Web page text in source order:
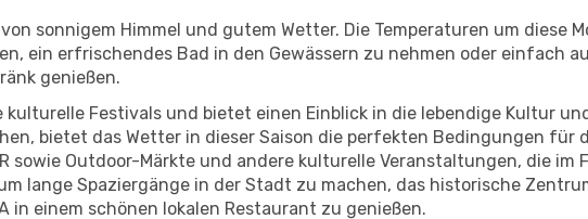
sonnigem Himmel und gutem Wetter. Die Temperaturen um diese
ein erfrischendes Bad in den Gewässern zu nehmen oder einfach
genießen.
Festivals und bietet einen Einblick in die lebendige Kultur
bietet das Wetter in dieser Saison die perfekten Bedingungen für
sowie Outdoor-Märkte und andere kulturelle Veranstaltungen, die im
lange Spaziergänge in der Stadt zu machen, das historische
in einem schönen lokalen Restaurant zu genießen.